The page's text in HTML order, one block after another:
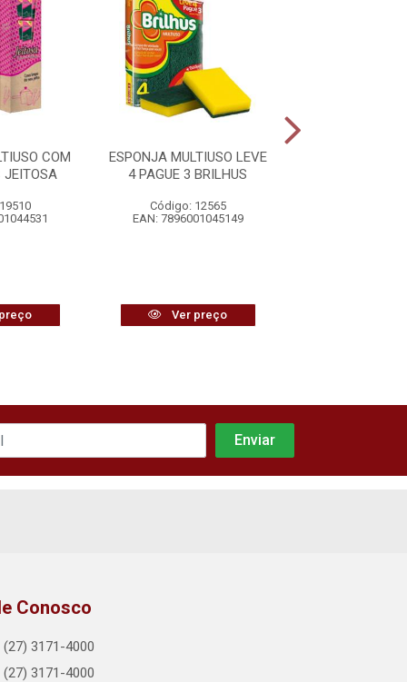
COM
JEITOSA
ESPONJA MULTIUSO LEVE
4 PAGUE 3 BRILHUS
Código: 12565
EAN: 7896001045149
Ver preço
Conosco
(27) 3171-4000
(27) 3171-4000